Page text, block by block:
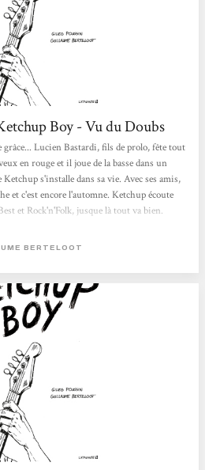
Boy - Vu du Doubs
grâce... Lucien Bastardi, fils de prolo, fête tout
en rouge et il joue de la basse dans un
s'installe dans sa vie. Avec ses amis,
et c'est encore l'automne. Ketchup écoute
et Rock'n'Folk, jusque là tout va bien.
avant la musique : c'est de l'art majeur. Sex,
BERTELOOT